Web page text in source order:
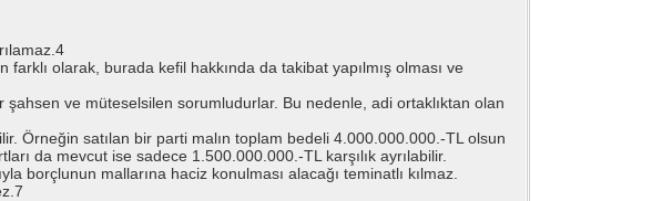
olarak, burada kefil hakkında da takibat yapılmış olması ve
şahsen ve müteselsilen sorumludurlar. Bu nedenle, adi ortaklıktan olan
Örneğin satılan bir parti malın toplam bedeli 4.000.000.000.-TL olsun
da mevcut ise sadece 1.500.000.000.-TL karşılık ayrılabilir.
borçlunun mallarına haciz konulması alacağı teminatlı kılmaz.